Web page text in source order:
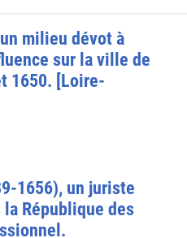
milieu dévot à
sur la ville de
1650. [Loire-
1656), un juriste
République des